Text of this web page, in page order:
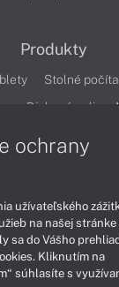
Produkty
Stolné
Diskové polia a
Videá
Obsah
ochrany
užívateľského
na našej stránke
sa do Vášho
Kliknutím na
súhlasíte s